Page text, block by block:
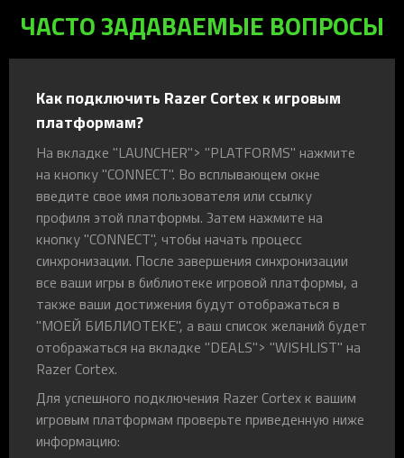
ЧАСТО ЗАДАВАЕМЫЕ ВОПРОСЫ
Как подключить Razer Cortex к игровым
платформам?
На вкладке "LAUNCHER"> "PLATFORMS" нажмите
на кнопку "CONNECT". Во всплывающем окне
введите свое имя пользователя или ссылку
профиля этой платформы. Затем нажмите на
кнопку "CONNECT", чтобы начать процесс
синхронизации. После завершения синхронизации
все ваши игры в библиотеке игровой платформы, а
также ваши достижения будут отображаться в
"МОЕЙ БИБЛИОТЕКЕ", а ваш список желаний будет
отображаться на вкладке "DEALS"> "WISHLIST" на
Razer Cortex.
Для успешного подключения Razer Cortex к вашим
игровым платформам проверьте приведенную ниже
информацию: